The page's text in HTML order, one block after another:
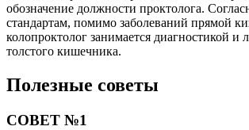
обозначение должности проктолога.
стандартам, помимо заболеваний прямой
колопроктолог занимается диагностикой и
толстого кишечника.
Полезные советы
СОВЕТ №1